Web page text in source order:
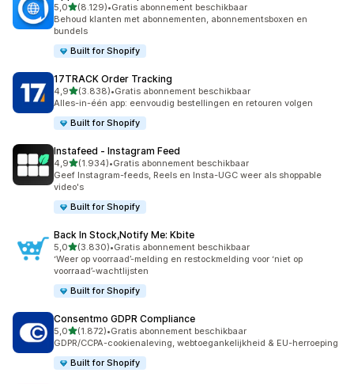
5,0van 5 sterren
(8.129)
8129 recensies in totaal
•Gratis abonnement beschikbaar
Behoud klanten met abonnementen, abonnementsboxen en
bundels
Built for Shopify
17TRACK Order Tracking
4,9van 5 sterren
(3.838)
3838 recensies in totaal
•Gratis abonnement beschikbaar
Alles-in-één app: eenvoudig bestellingen en retouren volgen
Built for Shopify
Instafeed ‑ Instagram Feed
4,9van 5 sterren
(1.934)
1934 recensies in totaal
•Gratis abonnement beschikbaar
Geef Instagram-feeds, Reels en Insta-UGC weer als shoppable
video's
Built for Shopify
Back In Stock,Notify Me: Kbite
5,0van 5 sterren
(3.830)
3830 recensies in totaal
•Gratis abonnement beschikbaar
‘Weer op voorraad’-melding en restockmelding voor ‘niet op
voorraad’-wachtlijsten
Built for Shopify
Consentmo GDPR Compliance
5,0van 5 sterren
(1.872)
1872 recensies in totaal
•Gratis abonnement beschikbaar
GDPR/CCPA-cookienaleving, webtoegankelijkheid & EU-herroeping
Built for Shopify